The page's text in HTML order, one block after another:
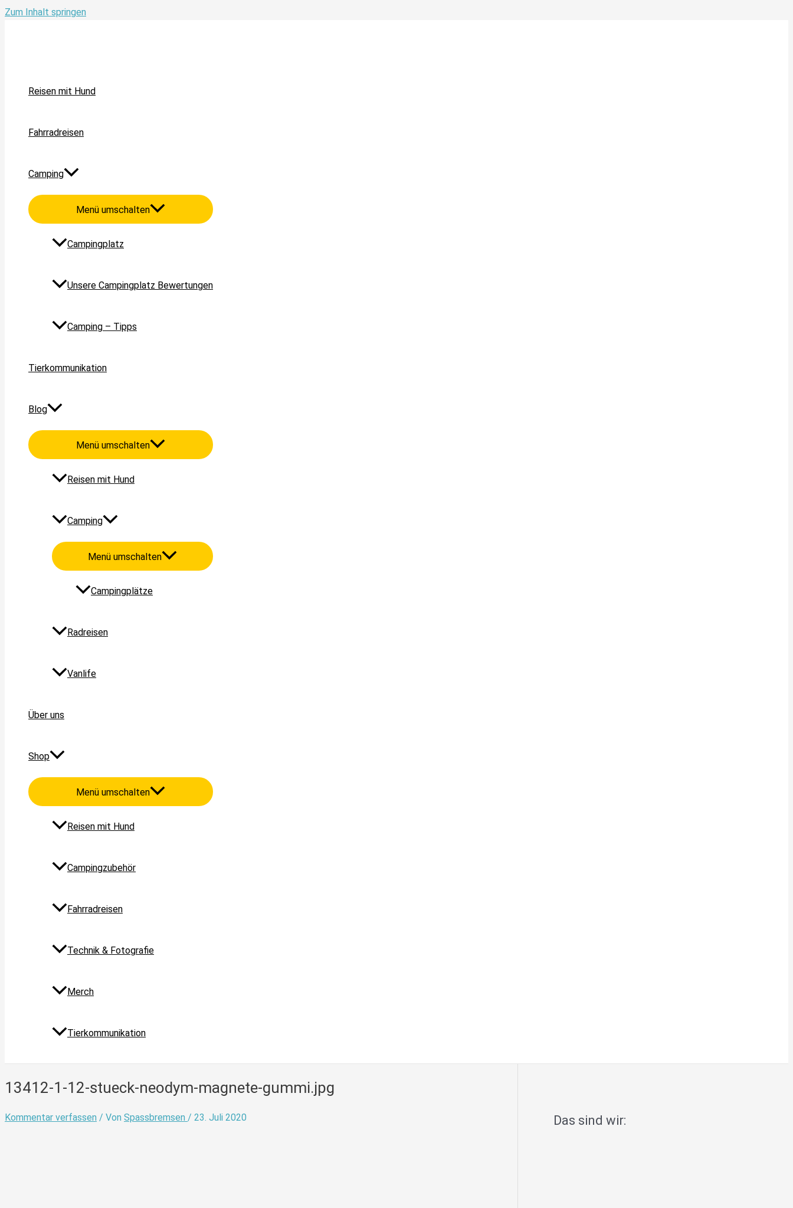
Zum Inhalt springen
Reisen mit Hund
Fahrradreisen
Camping
Menü umschalten
Campingplatz
Unsere Campingplatz Bewertungen
Camping – Tipps
Tierkommunikation
Blog
Menü umschalten
Reisen mit Hund
Camping
Menü umschalten
Campingplätze
Radreisen
Vanlife
Über uns
Shop
Menü umschalten
Reisen mit Hund
Campingzubehör
Fahrradreisen
Technik & Fotografie
Merch
Tierkommunikation
13412-1-12-stueck-neodym-magnete-gummi.jpg
Kommentar verfassen / Von Spassbremsen / 23. Juli 2020 Das sind wir: